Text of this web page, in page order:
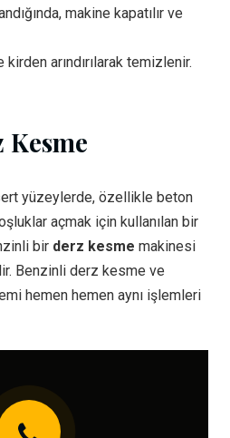
makine kapatılır ve
arındırılarak temizlenir.
yüzeylerde, özellikle beton
açmak için kullanılan bir
bir derz kesme makinesi
Benzinli derz kesme ve
hemen hemen aynı işlemleri